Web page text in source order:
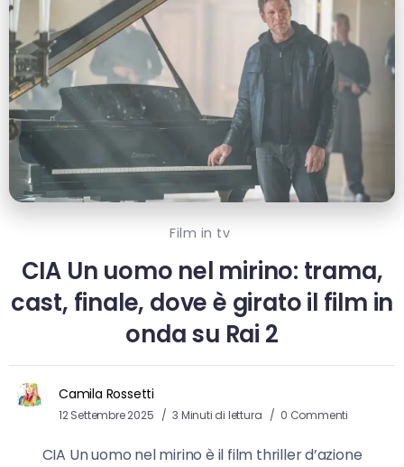
Film in tv
CIA Un uomo nel mirino: trama,
cast, finale, dove è girato il film in
onda su Rai 2
Camila Rossetti
12 Settembre 2025 3 Minuti di lettura 0 Commenti
CIA Un uomo nel mirino è il film thriller d’azione